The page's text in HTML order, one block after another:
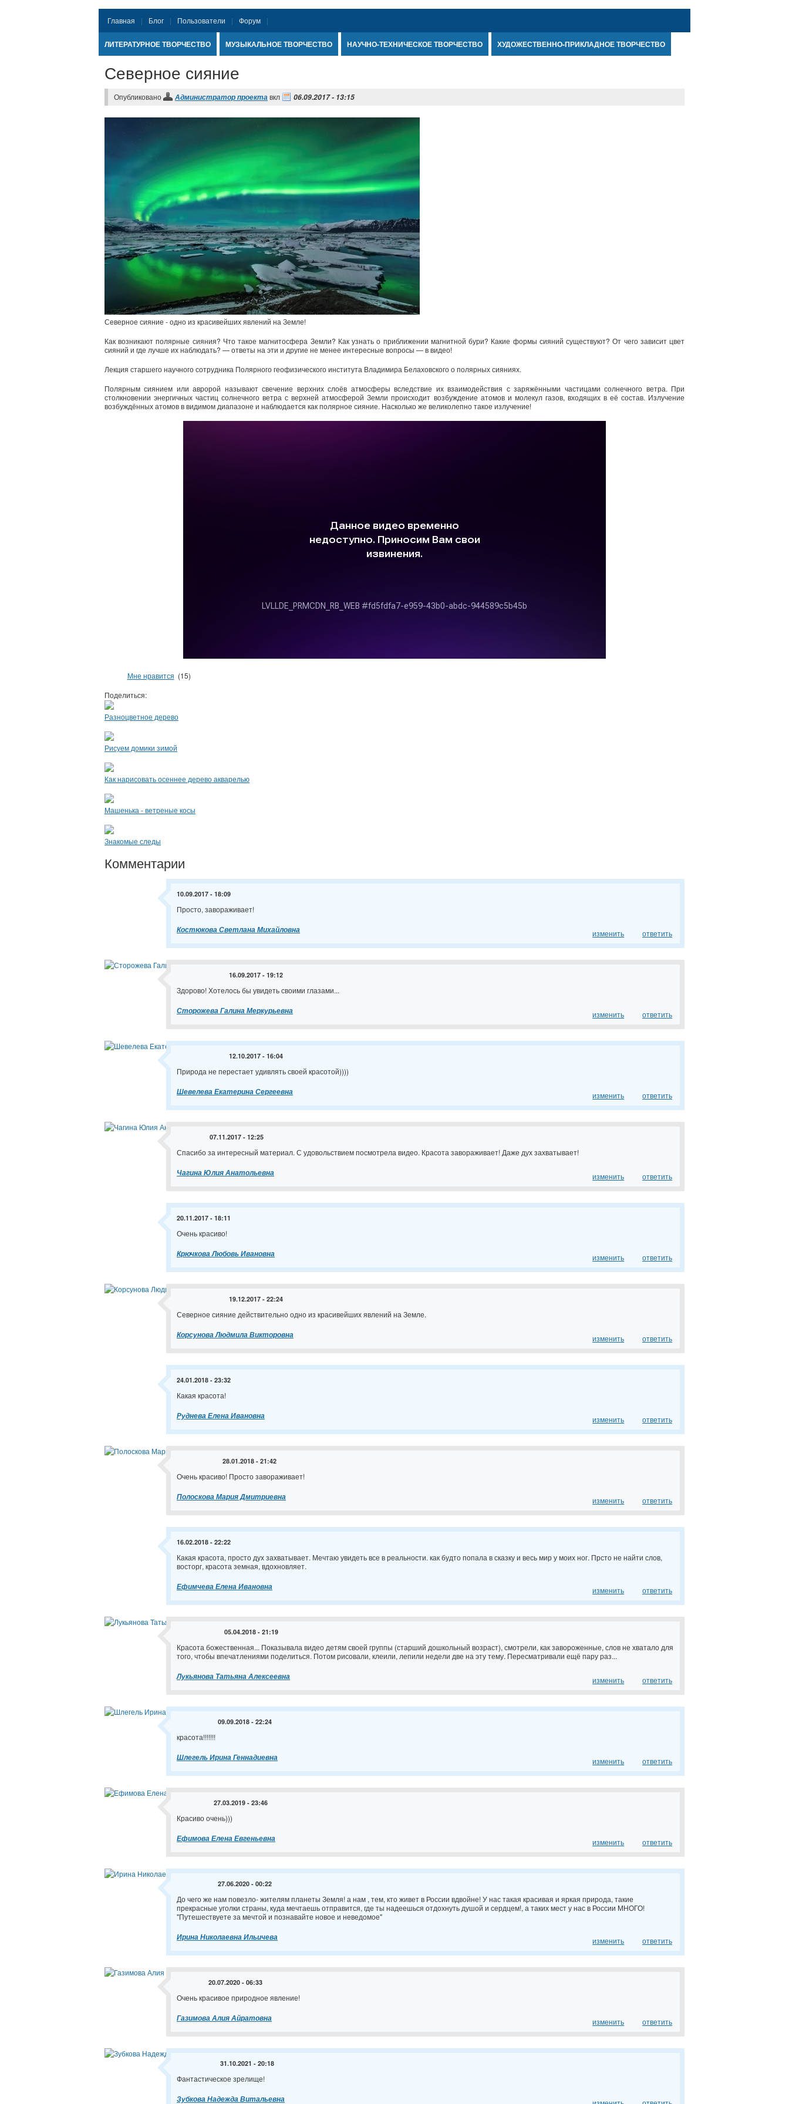
Главная Блог Пользователи Форум
ЛИТЕРАТУРНОЕ ТВОРЧЕСТВО МУЗЫКАЛЬНОЕ ТВОРЧЕСТВО НАУЧНО-ТЕХНИЧЕСКОЕ ТВОРЧЕСТВО ХУДОЖЕСТВЕННО-ПРИКЛАДНОЕ ТВОРЧЕСТВО
Северное сияние
Опубликовано Администратор проектавкл 06.09.2017 - 13:15
Северное сияние - одно из красивейших явлений на Земле!
Как возникают полярные сияния? Что такое магнитосфера Земли? Как узнать о приближении магнитной бури? Какие формы сияний существуют? От чего зависит цвет
сияний и где лучше их наблюдать? — ответы на эти и другие не менее интересные вопросы — в видео!
Лекция старшего научного сотрудника Полярного геофизического института Владимира Белаховского о полярных сияниях.
Полярным сиянием или авророй называют свечение верхних слоёв атмосферы вследствие их взаимодействия с заряжёнными частицами солнечного ветра. При
столкновении энергичных частиц солнечного ветра с верхней атмосферой Земли происходит возбуждение атомов и молекул газов, входящих в её состав. Излучение
возбуждённых атомов в видимом диапазоне и наблюдается как полярное сияние. Насколько же великолепно такое излучение!
Мне нравится (15)
Поделиться:
Разноцветное дерево
Рисуем домики зимой
Как нарисовать осеннее дерево акварелью
Машенька - ветреные косы
Знакомые следы
Комментарии
10.09.2017 - 18:09
Просто, завораживает!
Костюкова Светлана Михайловна изменить ответить
16.09.2017 - 19:12
Здорово! Хотелось бы увидеть своими глазами...
Сторожева Галина Меркурьевна изменить ответить
12.10.2017 - 16:04
Природа не перестает удивлять своей красотой))))
Шевелева Екатерина Сергеевна изменить ответить
07.11.2017 - 12:25
Спасибо за интересный материал. С удовольствием посмотрела видео. Красота завораживает! Даже дух захватывает!
Чагина Юлия Анатольевна изменить ответить
20.11.2017 - 18:11
Очень красиво!
Крючкова Любовь Ивановна изменить ответить
19.12.2017 - 22:24
Северное сияние действительно одно из красивейших явлений на Земле.
Корсунова Людмила Викторовна изменить ответить
24.01.2018 - 23:32
Какая красота!
Руднева Елена Ивановна изменить ответить
28.01.2018 - 21:42
Очень красиво! Просто завораживает!
Полоскова Мария Дмитриевна изменить ответить
16.02.2018 - 22:22
Какая красота, просто дух захватывает. Мечтаю увидеть все в реальности. как будто попала в сказку и весь мир у моих ног. Прсто не найти слов,
восторг, красота земная, вдохновляет.
Ефимчева Елена Ивановна изменить ответить
05.04.2018 - 21:19
Красота божественная... Показывала видео детям своей группы (старший дошкольный возраст), смотрели, как завороженные, слов не хватало для
того, чтобы впечатлениями поделиться. Потом рисовали, клеили, лепили недели две на эту тему. Пересматривали ещё пару раз...
Лукьянова Татьяна Алексеевна изменить ответить
09.09.2018 - 22:24
красота!!!!!!!
Шлегель Ирина Геннадиевна изменить ответить
27.03.2019 - 23:46
Красиво очень)))
Ефимова Елена Евгеньевна изменить ответить
27.06.2020 - 00:22
До чего же нам повезло- жителям планеты Земля! а нам , тем, кто живет в России вдвойне! У нас такая красивая и яркая природа, такие
прекрасные уголки страны, куда мечтаешь отправится, где ты надеешься отдохнуть душой и сердцем!, а таких мест у нас в России МНОГО!
"Путешествуете за мечтой и познавайте новое и неведомое"
Ирина Николаевна Ильичева изменить ответить
20.07.2020 - 06:33
Очень красивое природное явление!
Газимова Алия Айратовна изменить ответить
31.10.2021 - 20:18
Фантастическое зрелище!
Зубкова Надежда Витальевна